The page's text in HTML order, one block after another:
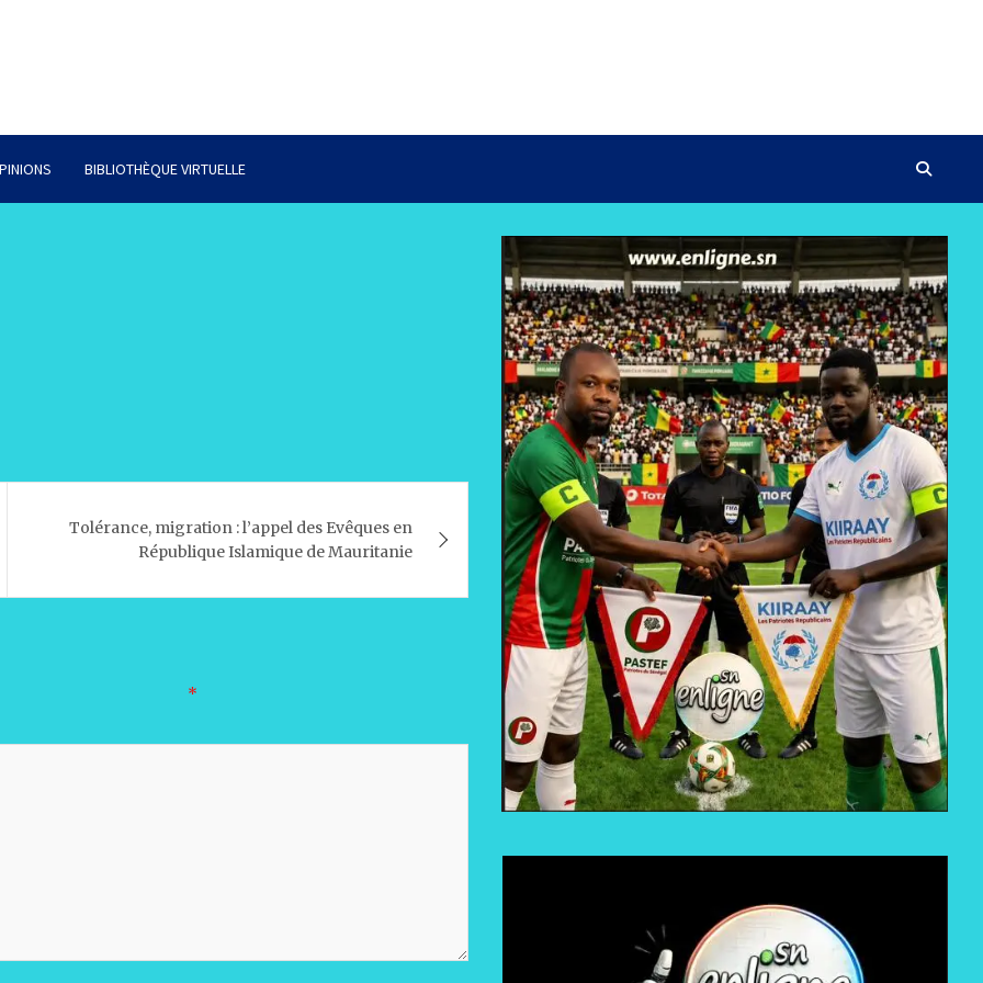
BIBLIOTHÈQUE VIRTUELLE
Tolérance, migration : l’appel des Evêques en
République Islamique de Mauritanie
*